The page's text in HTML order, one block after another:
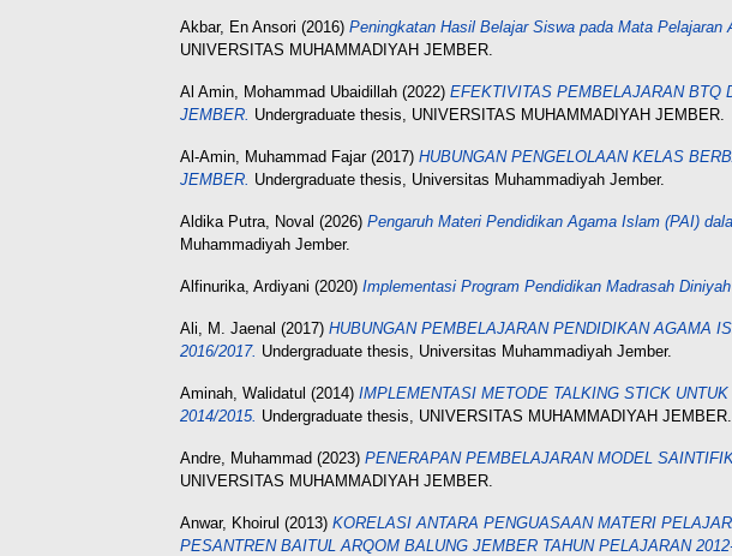
Akbar, En Ansori (2016) Peningkatan Hasil Belajar Siswa pada Mata
UNIVERSITAS MUHAMMADIYAH JEMBER.
Al Amin, Mohammad Ubaidillah (2022) EFEKTIVITAS PEMBELAJARAN BTQ
JEMBER. Undergraduate thesis, UNIVERSITAS MUHAMMADIYAH JEMBER.
Al-Amin, Muhammad Fajar(2017) HUBUNGAN PENGELOLAAN KELAS
JEMBER. Undergraduate thesis, Universitas Muhammadiyah Jember.
Aldika Putra, Noval (2026) Pengaruh Materi Pendidikan Agama Islam (PAI)
Muhammadiyah Jember.
Alfinurika, Ardiyani (2020) Implementasi Program Pendidikan Madrasah
Ali, M. Jaenal (2017) HUBUNGAN PEMBELAJARAN PENDIDIKAN AGAMA
2016/2017. Undergraduate thesis, Universitas Muhammadiyah Jember.
Aminah, Walidatul (2014) IMPLEMENTASI METODE TALKING STICK
2014/2015. Undergraduate thesis, UNIVERSITAS MUHAMMADIYAH JEMBER.
Andre, Muhammad (2023) PENERAPAN PEMBELAJARAN MODEL
UNIVERSITAS MUHAMMADIYAH JEMBER.
Anwar, Khoirul (2013) KORELASI ANTARA PENGUASAAN MATERI
PESANTREN BAITUL ARQOM BALUNG JEMBER TAHUN PELAJARAN